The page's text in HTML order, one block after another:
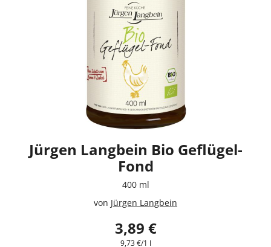
Jürgen Langbein Bio Geflügel-
Fond
400 ml
von Jürgen Langbein
3,89 €
9,73 €/1 l